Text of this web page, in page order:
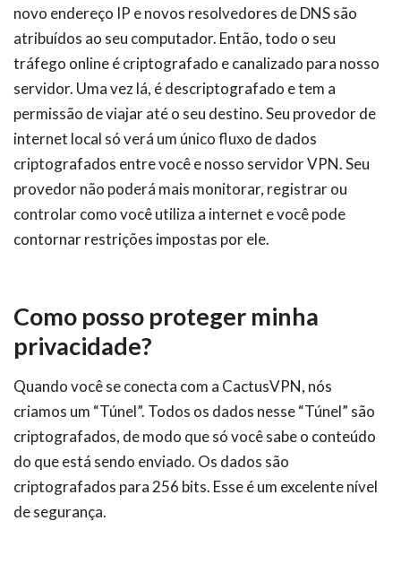
novo endereço IP e novos resolvedores de DNS são
atribuídos ao seu computador. Então, todo o seu
tráfego online é criptografado e canalizado para nosso
servidor. Uma vez lá, é descriptografado e tem a
permissão de viajar até o seu destino. Seu provedor de
internet local só verá um único fluxo de dados
criptografados entre você e nosso servidor VPN. Seu
provedor não poderá mais monitorar, registrar ou
controlar como você utiliza a internet e você pode
contornar restrições impostas por ele.
Como posso proteger minha
privacidade?
Quando você se conecta com a CactusVPN, nós
criamos um “Túnel”. Todos os dados nesse “Túnel” são
criptografados, de modo que só você sabe o conteúdo
do que está sendo enviado. Os dados são
criptografados para 256 bits. Esse é um excelente nível
de segurança.